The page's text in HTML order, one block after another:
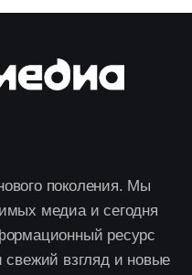
поколения. Мы
медиа и сегодня
ресурс
свежий взгляд и новые